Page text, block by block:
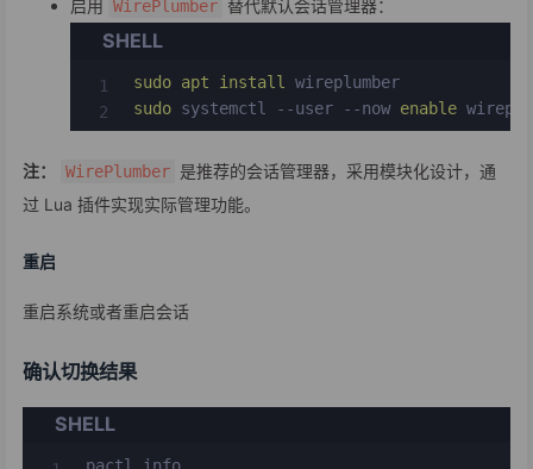
启用 WirePlumber 替代默认会话管理器：
SHELL
sudo apt install
sudo systemctl --user --now enable
注： WirePlumber 是推荐的会话管理器，采用模块化设计，通
过 Lua 插件实现实际管理功能。
重启
重启系统或者重启会话
确认切换结果
SHELL
pactl info